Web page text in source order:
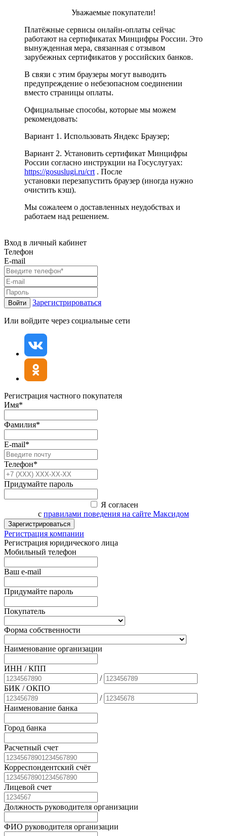
Уважаемые покупатели!
Платёжные сервисы онлайн-оплаты сейчас
работают на сертификатах Минцифры России. Это
вынужденная мера, связанная с отзывом
зарубежных сертификатов у российских банков.
В связи с этим браузеры могут выводить
предупреждение о небезопасном соединении
вместо страницы оплаты.
Официальные способы, которые мы можем
рекомендовать:
Вариант 1. Использовать Яндекс Браузер;
Вариант 2. Установить сертификат Минцифры
России согласно инструкции на Госуслугуах:
https://gosuslugi.ru/crt . После
установки перезапустить браузер (иногда нужно
очистить кэш).
Мы сожалеем о доставленных неудобствах и
работаем над решением.
Вход в личный кабинет
Телефон
E-mail
Войти Зарегистрироваться
Или войдите через социальные сети
Регистрация частного покупателя
Имя*
Фамилия*
E-mail*
Телефон*
Придумайте пароль
Я согласен
с правилами поведения на сайте Максидом
Зарегистрироваться
Регистрация компании
Регистрация юридического лица
Мобильный телефон
Ваш e-mail
Придумайте пароль
Покупатель
Форма собственности
Наименование организации
ИНН / КПП
/
БИК / ОКПО
/
Наименование банка
Город банка
Расчетный счет
Корреспондентский счёт
Лицевой счет
Должность руководителя организации
ФИО руководителя организации